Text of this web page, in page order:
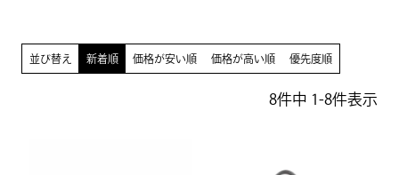
並び替え 新着順 価格が安い順 価格が高い順 優先度順
8件中 1-8件表示